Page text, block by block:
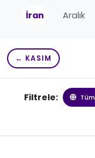
İran Aralık
← KASIM
Filtrele: